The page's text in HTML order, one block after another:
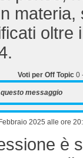
materia,
oltre
Voti per Off Topic 0
messaggio
2025 alle ore
è